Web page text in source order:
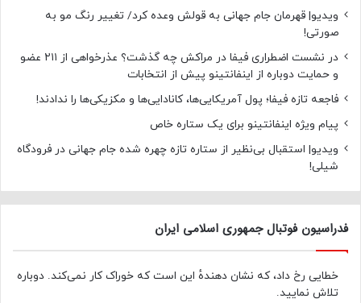
ویدیو| قهرمان جام جهانی به قولش وعده کرد/ تغییر رنگ مو به
صورتی!
در نشست اضطراری فیفا در مراکش چه گذشت؟ عذرخواهی از ۲۱۱ عضو
و حمایت دوباره از اینفانتینو پیش از انتخابات
فاجعه تازه فیفا؛ پول آمریکایی‌ها، کانادایی‌ها و مکزیکی‌ها را ندادند!
پیام ویژه اینفانتینو برای یک ستاره خاص
ویدیو| استقبال بی‌نظیر از ستاره تازه چهره شده جام جهانی در فرودگاه
شیلی!
فدراسیون فوتبال جمهوری اسلامی ایران
خطایی رخ داد، که نشان دهندهٔ این است که خوراک کار نمی‌کند. دوباره
تلاش نمایید.